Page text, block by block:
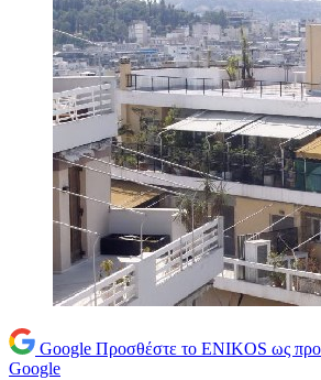
Google Προσθέστε το ENIKOS ως
Google